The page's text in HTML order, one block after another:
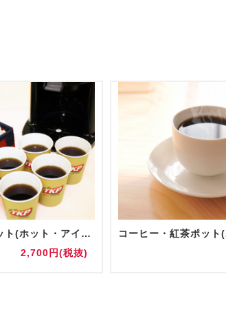
【追加】ハーフポット(ホット・アイス)
2,700円(税抜)